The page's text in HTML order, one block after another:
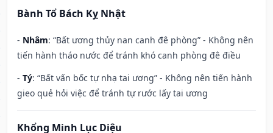
Bành Tổ Bách Kỵ Nhật
- Nhâm: “Bất ương thủy nan canh đê phòng” - Không nên
tiến hành tháo nước để tránh khó canh phòng đê điều
- Tý: “Bất vấn bốc tự nhạ tai ương” - Không nên tiến hành
gieo quẻ hỏi việc để tránh tự rước lấy tai ương
Khổng Minh Lục Diệu